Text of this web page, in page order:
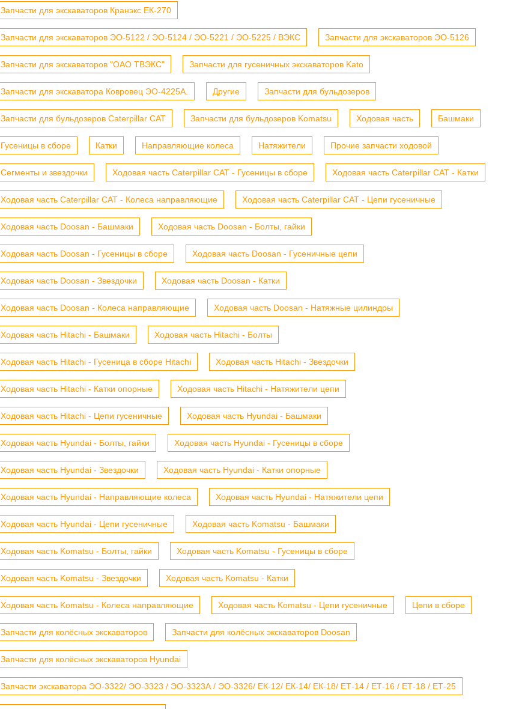
Запчасти для экскаваторов Кранэкс ЕК-270
Запчасти для экскаваторов ЭО-5122 / ЭО-5124 / ЭО-5221 / ЭО-5225 / ВЭКС Запчасти для экскаваторов ЭО-5126
Запчасти для экскаваторов "ОАО ТВЭКС" Запчасти для гусеничных экскаваторов Kato
Запчасти для экскаватора Ковровец ЭО-4225А. Другие Запчасти для бульдозеров
Запчасти для бульдозеров Caterpillar CAT Запчасти для бульдозеров Komatsu Ходовая часть Башмаки
Гусеницы в сборе Катки Направляющие колеса Натяжители Прочие запчасти ходовой
Сегменты и звездочки Ходовая часть Caterpillar CAT - Гусеницы в сборе Ходовая часть Caterpillar CAT - Катки
Ходовая часть Caterpillar CAT - Колеса направляющие Ходовая часть Caterpillar CAT - Цепи гусеничные
Ходовая часть Doosan - Башмаки Ходовая часть Doosan - Болты, гайки
Ходовая часть Doosan - Гусеницы в сборе Ходовая часть Doosan - Гусеничные цепи
Ходовая часть Doosan - Звездочки Ходовая часть Doosan - Катки
Ходовая часть Doosan - Колеса направляющие Ходовая часть Doosan - Натяжные цилиндры
Ходовая часть Hitachi - Башмаки Ходовая часть Hitachi - Болты
Ходовая часть Hitachi - Гусеница в сборе Hitachi Ходовая часть Hitachi - Звездочки
Ходовая часть Hitachi - Катки опорные Ходовая часть Hitachi - Натяжители цепи
Ходовая часть Hitachi - Цепи гусеничные Ходовая часть Hyundai - Башмаки
Ходовая часть Hyundai - Болты, гайки Ходовая часть Hyundai - Гусеницы в сборе
Ходовая часть Hyundai - Звездочки Ходовая часть Hyundai - Катки опорные
Ходовая часть Hyundai - Направляющие колеса Ходовая часть Hyundai - Натяжители цепи
Ходовая часть Hyundai - Цепи гусеничные Ходовая часть Komatsu - Башмаки
Ходовая часть Komatsu - Болты, гайки Ходовая часть Komatsu - Гусеницы в сборе
Ходовая часть Komatsu - Звездочки Ходовая часть Komatsu - Катки
Ходовая часть Komatsu - Колеса направляющие Ходовая часть Komatsu - Цепи гусеничные Цепи в сборе
Запчасти для колёсных экскаваторов Запчасти для колёсных экскаваторов Doosan
Запчасти для колёсных экскаваторов Hyundai
Запчасти экскаватора ЭО-3322/ ЭО-3323 / ЭО-3323А / ЭО-3326/ ЕК-12/ ЕК-14/ ЕК-18/ ЕТ-14 / ЕТ-16 / ЕТ-18 / ЕТ-25